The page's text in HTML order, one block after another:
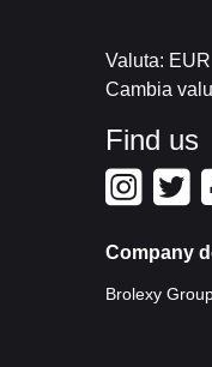
Valuta: EUR
Cambia
Find us
Company
Brolexy